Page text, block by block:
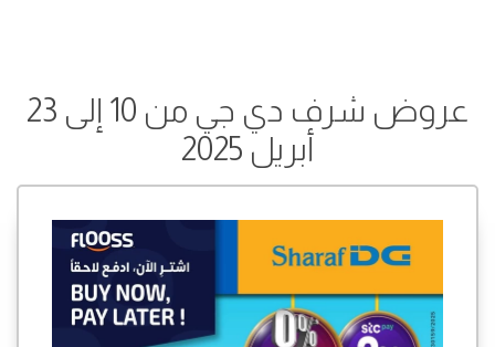
عروض شرف دي جي من 10 إلى 23
أبريل 2025